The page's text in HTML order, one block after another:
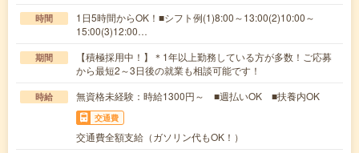
時間
1日5時間からOK！■シフト例(1)8:00～13:00(2)10:00～
15:00(3)12:00…
期間
【積極採用中！】＊1年以上勤務している方が多数！ご応募
から最短2～3日後の就業も相談可能です！
時給 無資格未経験：時給1300円～ ■週払いOK ■扶養内OK
交通費
交通費全額支給（ガソリン代もOK！）